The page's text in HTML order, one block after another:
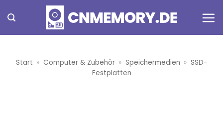
Inhalt
springen
Start » Computer & Zubehör » Speichermedien » SSD-
Festplatten